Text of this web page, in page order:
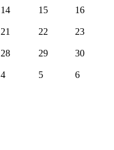
14 15 16
21 22 23
28 29 30
4 5 6